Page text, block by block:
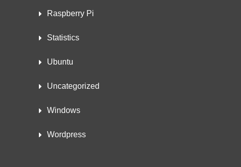
Raspberry Pi
Statistics
Ubuntu
Uncategorized
Windows
Wordpress